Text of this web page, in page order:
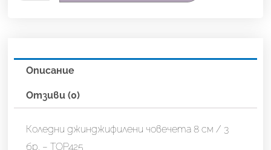
човечета
/
бр.
Описание
Отзиви (0)
Коледни джинджифилени човечета 8 см / 3
бр. – TOP425